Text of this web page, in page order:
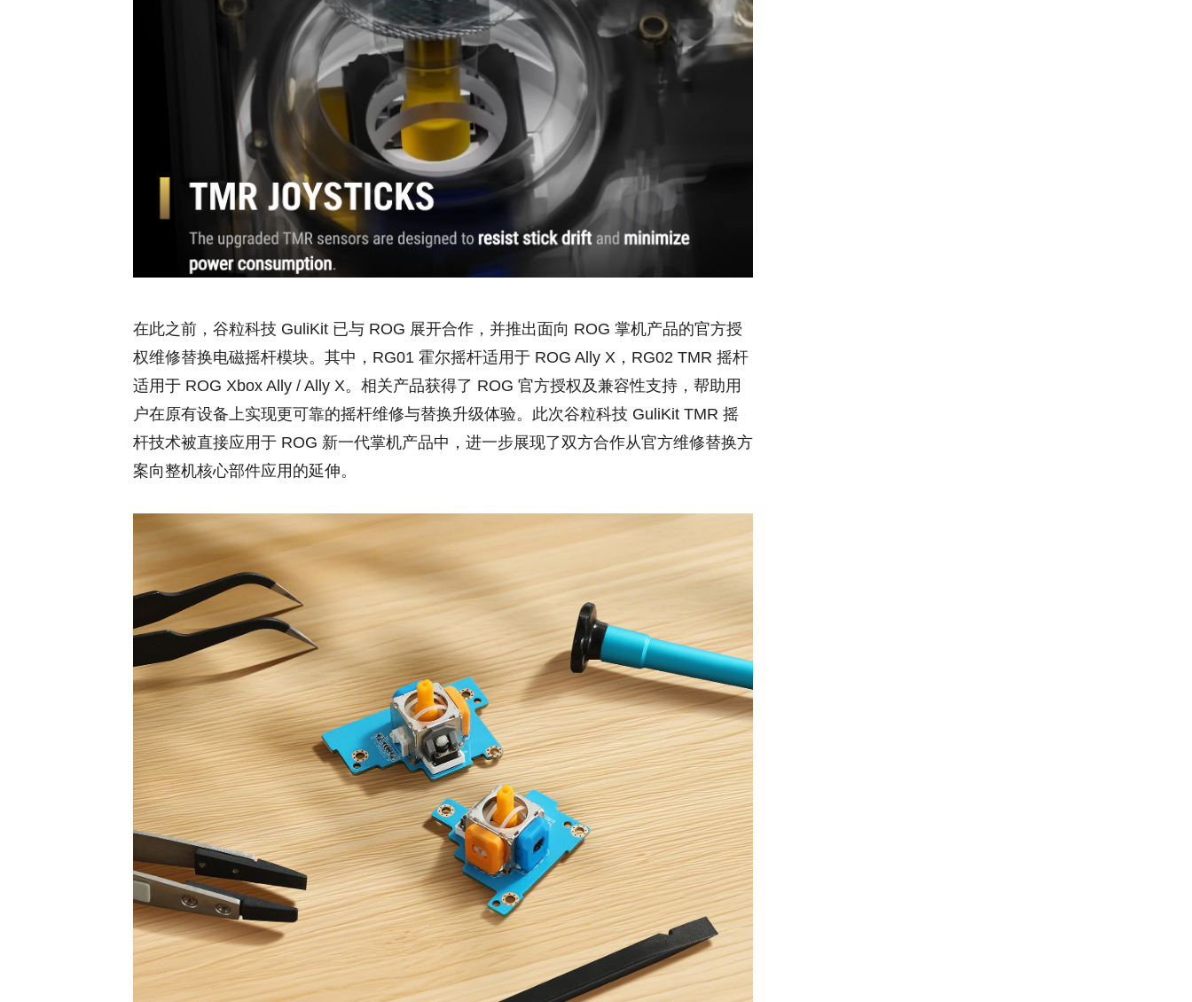
在此之前，谷粒科技 GuliKit 已与 ROG 展开合作，并推出面向 ROG 掌机产品的官方授
权维修替换电磁摇杆模块。其中，RG01 霍尔摇杆适用于 ROG Ally X，RG02 TMR 摇杆
适用于 ROG Xbox Ally / Ally X。相关产品获得了 ROG 官方授权及兼容性支持，帮助用
户在原有设备上实现更可靠的摇杆维修与替换升级体验。此次谷粒科技 GuliKit TMR 摇
杆技术被直接应用于 ROG 新一代掌机产品中，进一步展现了双方合作从官方维修替换方
案向整机核心部件应用的延伸。